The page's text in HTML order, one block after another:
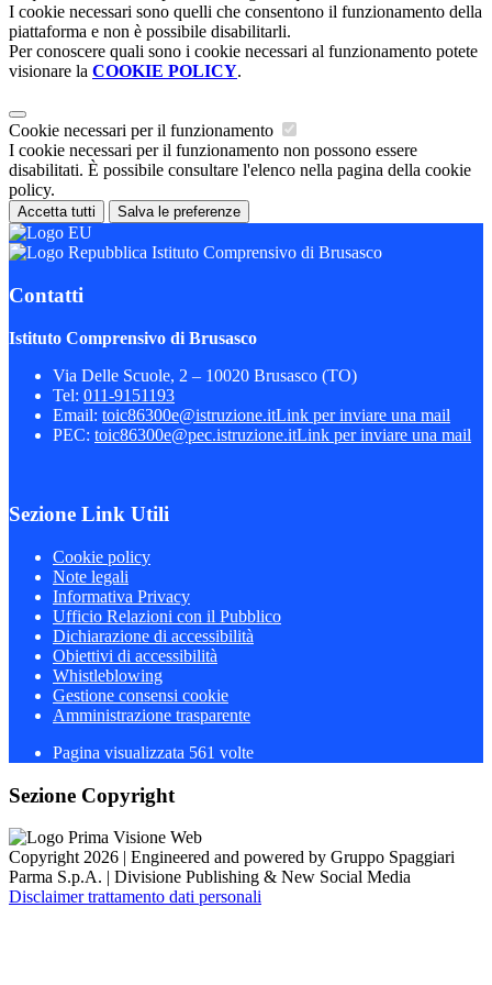
I cookie necessari sono quelli che consentono il funzionamento della
piattaforma e non è possibile disabilitarli.
Per conoscere quali sono i cookie necessari al funzionamento potete
visionare la COOKIE POLICY.
Cookie necessari per il funzionamento
I cookie necessari per il funzionamento non possono essere
disabilitati. È possibile consultare l'elenco nella pagina della cookie
policy.
Accetta tutti Salva le preferenze
Istituto Comprensivo di Brusasco
Contatti
Istituto Comprensivo di Brusasco
Via Delle Scuole, 2 – 10020 Brusasco (TO)
Tel: 011-9151193
Email: toic86300e@istruzione.itLink per inviare una mail
PEC: toic86300e@pec.istruzione.itLink per inviare una mail
Sezione Link Utili
Cookie policy
Note legali
Informativa Privacy
Ufficio Relazioni con il Pubblico
Dichiarazione di accessibilità
Obiettivi di accessibilità
Whistleblowing
Gestione consensi cookie
Amministrazione trasparente
Pagina visualizzata 561 volte
Sezione Copyright
Copyright 2026 | Engineered and powered by Gruppo Spaggiari
Parma S.p.A. | Divisione Publishing & New Social Media
Disclaimer trattamento dati personali